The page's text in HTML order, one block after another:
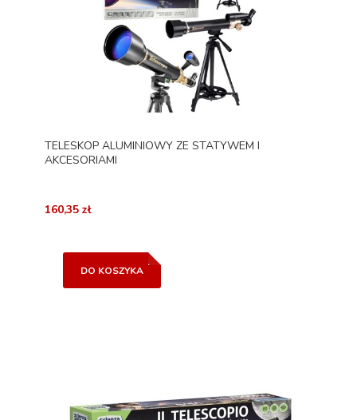
TELESKOP ALUMINIOWY ZE STATYWEM I
AKCESORIAMI
160,35 zł
DO KOSZYKA